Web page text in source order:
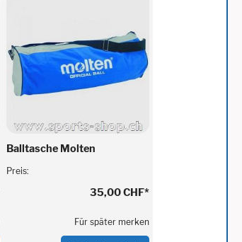
Balltasche Molten
Preis:
35,00 CHF*
Für später merken